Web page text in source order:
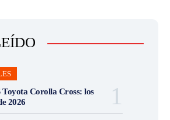
Corolla Cross: los
2026